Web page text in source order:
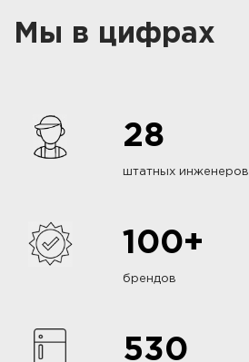
Мы в цифрах
28
штатных инженеров
100+
брендов
530